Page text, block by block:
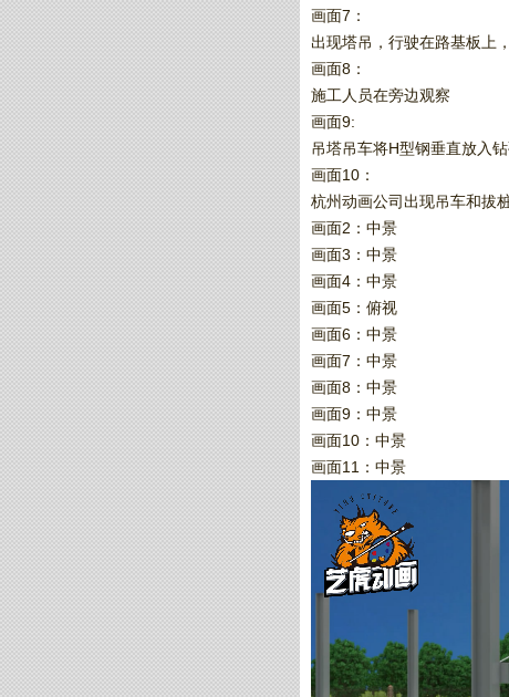
画面7：
出现塔吊，行驶在路基板上
画面8：
施工人员在旁边观察
画面9:
吊塔吊车将H型钢垂直放入
画面10：
杭州动画公司出现吊车和
画面2：中景
画面3：中景
画面4：中景
画面5：俯视
画面6：中景
画面7：中景
画面8：中景
画面9：中景
画面10：中景
画面11：中景